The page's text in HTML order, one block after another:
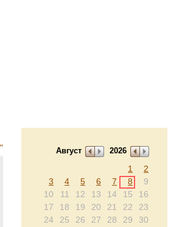
Август 2026
1
2
3
4 5 6 7 8
9
10
11 12 13 14 15
16
17
18 19 20 21 22
23
24
25 26 27 28 29
30